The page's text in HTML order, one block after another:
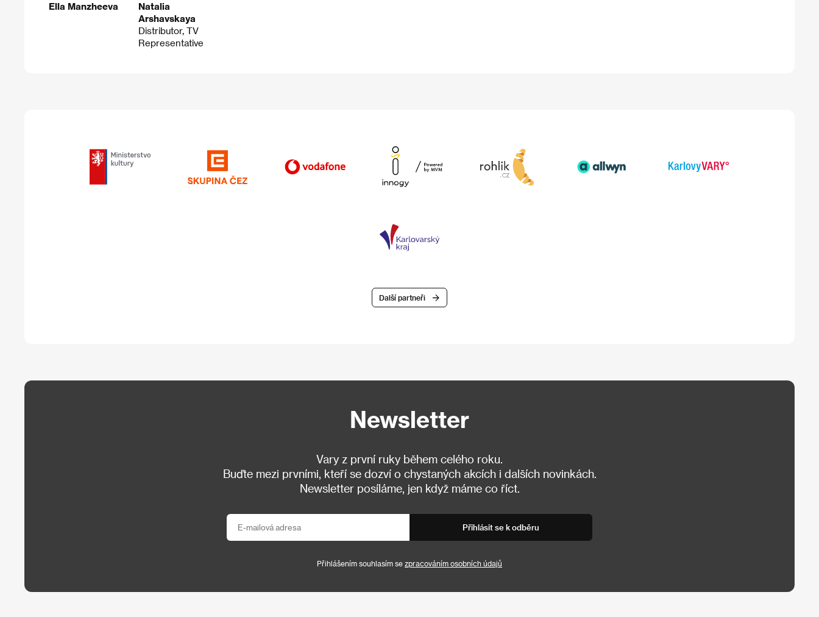
Ella Manzheeva
Natalia
Arshavskaya
Distributor, TV
Representative
Další partneři
Newsletter
Vary z první ruky během celého roku.
Buďte mezi prvními, kteří se dozví o chystaných akcích i dalších novinkách.
Newsletter posíláme, jen když máme co říct.
Přihlásit se k odběru
Přihlášením souhlasím se zpracováním osobních údajů